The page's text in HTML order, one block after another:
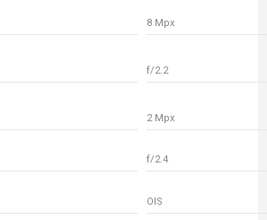
8 Mpx
f/2.2
2 Mpx
f/2.4
OIS